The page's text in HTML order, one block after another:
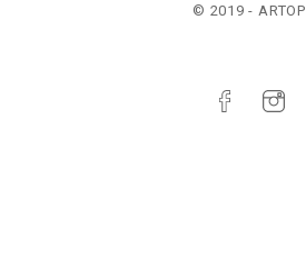
© 2019 - ARTOP